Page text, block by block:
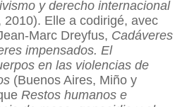
y derecho internacional
2010). Elle a codirigé, avec
Marc Dreyfus, Cadáveres
impensados. El
en las violencias de
(Buenos Aires, Miño y
Restos humanos e